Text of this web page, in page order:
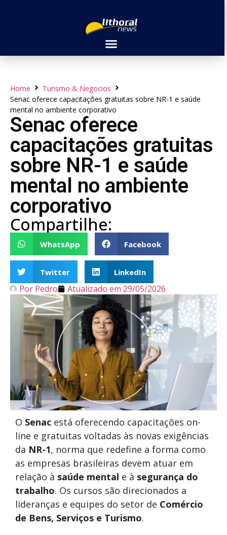
Home
Turismo & Negocios
Senac oferece capacitações gratuitas sobre NR-1 e saúde
mental no ambiente corporativo
Senac oferece
capacitações gratuitas
sobre NR-1 e saúde
mental no ambiente
corporativo
Compartilhe:
WhatsApp Facebook
Twitter LinkedIn
Por Pedro Atualizado em 29/05/2026
O Senac está oferecendo capacitações on-
line e gratuitas voltadas às novas exigências
da NR-1, norma que redefine a forma como
as empresas brasileiras devem atuar em
relação à saúde mental e à segurança do
trabalho. Os cursos são direcionados a
lideranças e equipes do setor de Comércio
de Bens, Serviços e Turismo.